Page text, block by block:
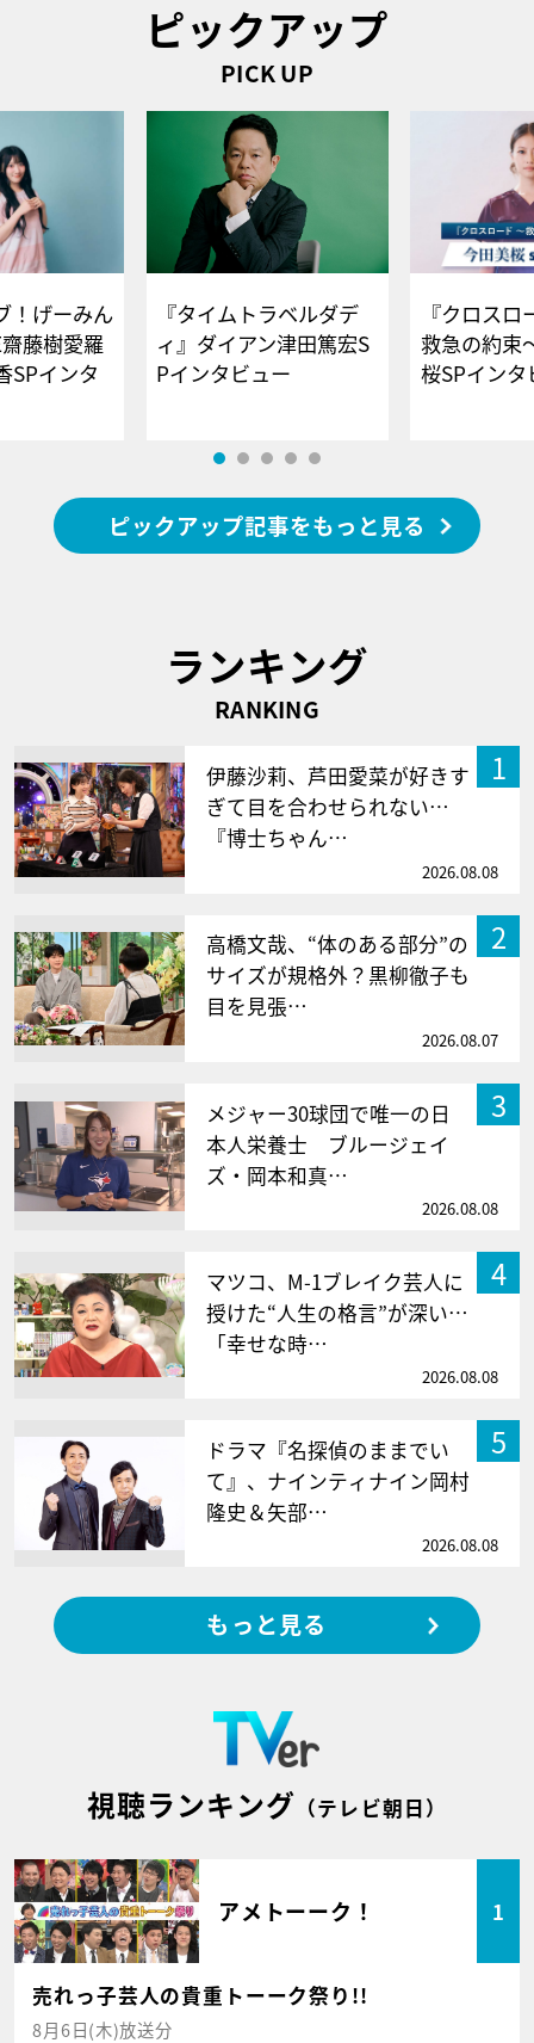
ピックアップ
PICK UP
！げーみん
藤樹愛羅
SPインタ
『タイムトラベルダデ
ィ』ダイアン津田篤宏S
Pインタビュー
『クロス
救急の約束
桜SPイ
ピックアップ記事をもっと見る
ランキング
RANKING
1
伊藤沙莉、芦田愛菜が好きす
ぎて目を合わせられない…
『博士ちゃん…
2026.08.08
2
高橋文哉、“体のある部分”の
サイズが規格外？黒柳徹子も
目を見張…
2026.08.07
3
メジャー30球団で唯一の日
本人栄養士 ブルージェイ
ズ・岡本和真…
2026.08.08
4
マツコ、M-1ブレイク芸人に
授けた“人生の格言”が深い…
「幸せな時…
2026.08.08
5
ドラマ『名探偵のままでい
て』、ナインティナイン岡村
隆史＆矢部…
2026.08.08
もっと見る
視聴ランキング （テレビ朝日）
アメトーーク！ 1
売れっ子芸人の貴重トーーク祭り!!
8月6日(木)放送分